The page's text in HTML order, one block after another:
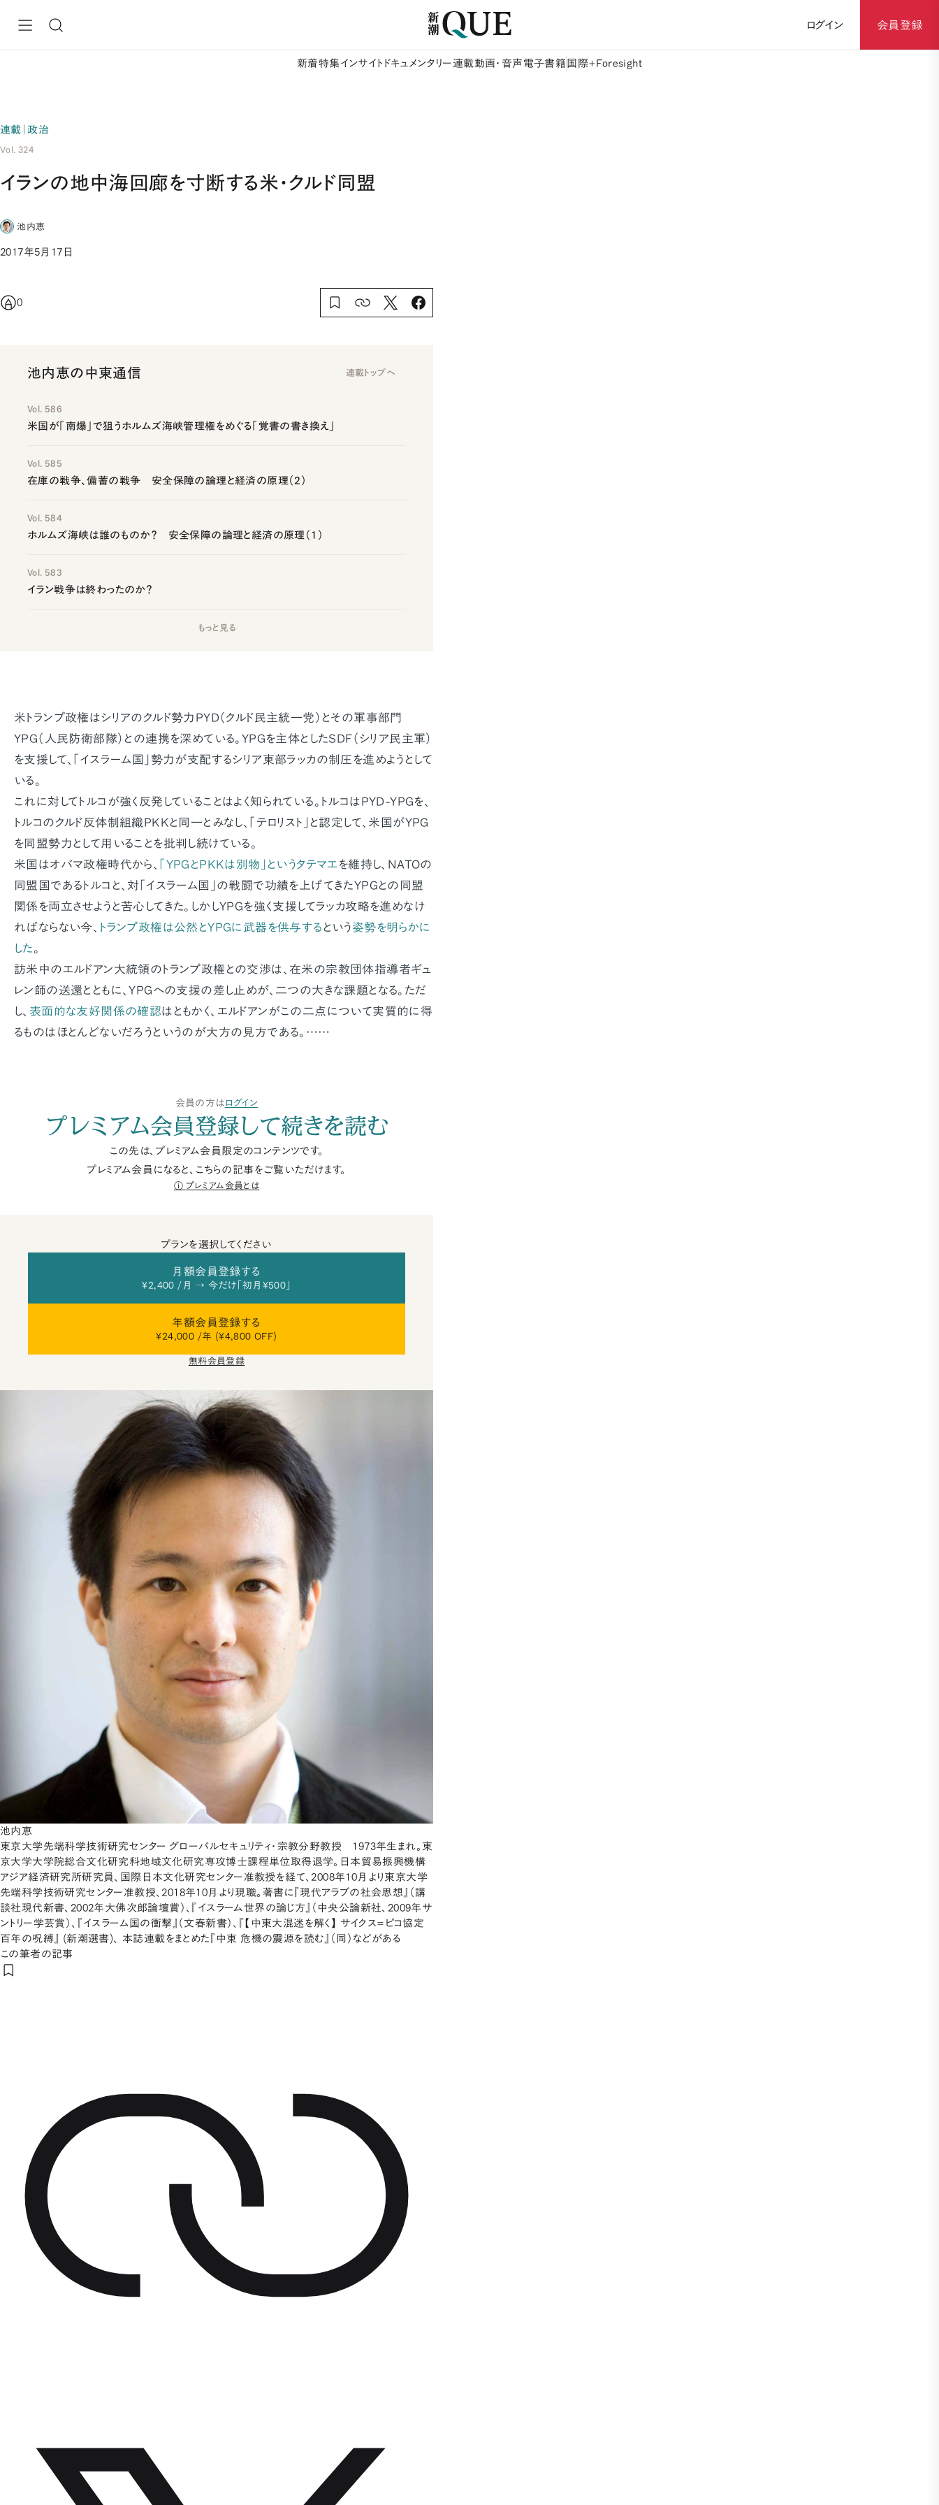
ログイン 会員登録
新着特集 インサイト ドキュメンタリー 連載動画・音声 電子書籍 国際+Foresight
連載｜政治
Vol. 324
イランの地中海回廊を寸断する米・クルド同盟
池内恵
2017年5月17日
0
池内恵の中東通信 連載トップへ
Vol. 586
米国が「南爆」で狙うホルムズ海峡管理権をめぐる「覚書の書き換え」
Vol. 585
在庫の戦争、備蓄の戦争 安全保障の論理と経済の原理（2）
Vol. 584
ホルムズ海峡は誰のものか？ 安全保障の論理と経済の原理（1）
Vol. 583
イラン戦争は終わったのか？
もっと見る
米トランプ政権はシリアのクルド勢力PYD（クルド民主統一党）とその軍事部門
YPG（人民防衛部隊）との連携を深めている。YPGを主体としたSDF（シリア民主軍）
を支援して、「イスラーム国」勢力が支配するシリア東部ラッカの制圧を進めようとして
いる。
これに対してトルコが強く反発していることはよく知られている。トルコはPYD-YPGを、
トルコのクルド反体制組織PKKと同一とみなし、「テロリスト」と認定して、米国がYPG
を同盟勢力として用いることを批判し続けている。
米国はオバマ政権時代から、
「YPGとPKKは別物」というタテマエ を維持し、NATOの
同盟国であるトルコと、対「イスラーム国」の戦闘で功績を上げてきたYPGとの同盟
関係を両立させようと苦心してきた。しかしYPGを強く支援してラッカ攻略を進めなけ
ればならない今、 トランプ政権は公然とYPGに武器を供与するという姿勢を明らかに
した。
訪米中のエルドアン大統領のトランプ政権との交渉は、在米の宗教団体指導者ギュ
レン師の送還とともに、YPGへの支援の差し止めが、二つの大きな課題となる。ただ
し、 表面的な友好関係の確認はともかく、エルドアンがこの二点について実質的に得
るものはほとんどないだろうというのが大方の見方である。……
会員の方は ログイン
プレミアム会員登録して続きを読む
この先は、プレミアム会員限定のコンテンツです。
プレミアム会員になると、こちらの記事をご覧いただけます。
プレミアム会員とは
プランを選択してください
月額会員登録する
¥2,400 /月 → 今だけ「初月¥500」
年額会員登録する
¥24,000 /年 (¥4,800 OFF)
無料会員登録
池内恵
東京大学先端科学技術研究センター グローバルセキュリティ・宗教分野教授 1973年生まれ。東
京大学大学院総合文化研究科地域文化研究専攻博士課程単位取得退学。日本貿易振興機構
アジア経済研究所研究員、国際日本文化研究センター准教授を経て、2008年10月より東京大学
先端科学技術研究センター准教授、2018年10月より現職。著書に『現代アラブの社会思想』（講
談社現代新書、2002年大佛次郎論壇賞）、『イスラーム世界の論じ方』（中央公論新社、2009年サ
ントリー学芸賞）、『イスラーム国の衝撃』（文春新書）、『【中東大混迷を解く】 サイクス=ピコ協定
百年の呪縛』 (新潮選書)、 本誌連載をまとめた『中東 危機の震源を読む』（同）などがある
この筆者の記事